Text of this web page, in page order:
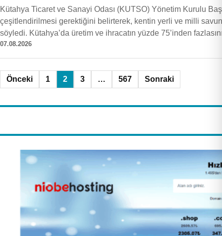
Kütahya Ticaret ve Sanayi Odası (KUTSO) Yönetim Kurulu
çeşitlendirilmesi gerektiğini belirterek, kentin yerli ve milli
söyledi. Kütahya’da üretim ve ihracatın yüzde 75’inden
07.08.2026
Yazı
sayfalaması
Önceki 1 2 3 … 567 Sonraki